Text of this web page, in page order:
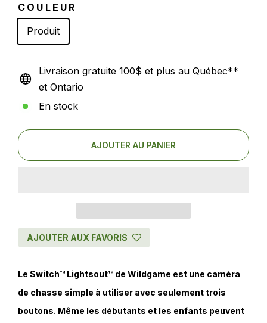
COULEUR
Produit
Livraison gratuite 100$ et plus au Québec**
et Ontario
En stock
AJOUTER AU PANIER
AJOUTER AUX FAVORIS
Le Switch™ Lightsout™ de Wildgame est une caméra
de chasse simple à utiliser avec seulement trois
boutons. Même les débutants et les enfants peuvent